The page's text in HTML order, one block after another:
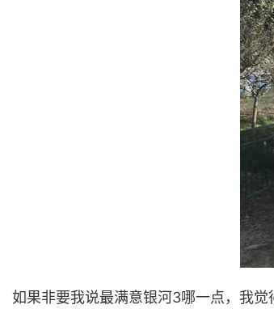
如果非要我说最满意银河3哪一点，我觉